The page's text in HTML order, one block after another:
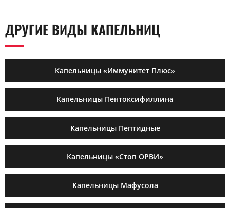
ДРУГИЕ ВИДЫ КАПЕЛЬНИЦ
Капельницы «Иммунитет Плюс»
Капельницы Пентоксифиллина
Капельницы Пептидные
Капельницы «Стоп ОРВИ»
Капельницы Мафусола